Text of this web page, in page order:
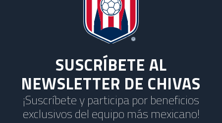
SUSCRÍBETE AL
NEWSLETTER DE CHIVAS
¡Suscríbete y participa por beneficios
exclusivos del equipo más mexicano!